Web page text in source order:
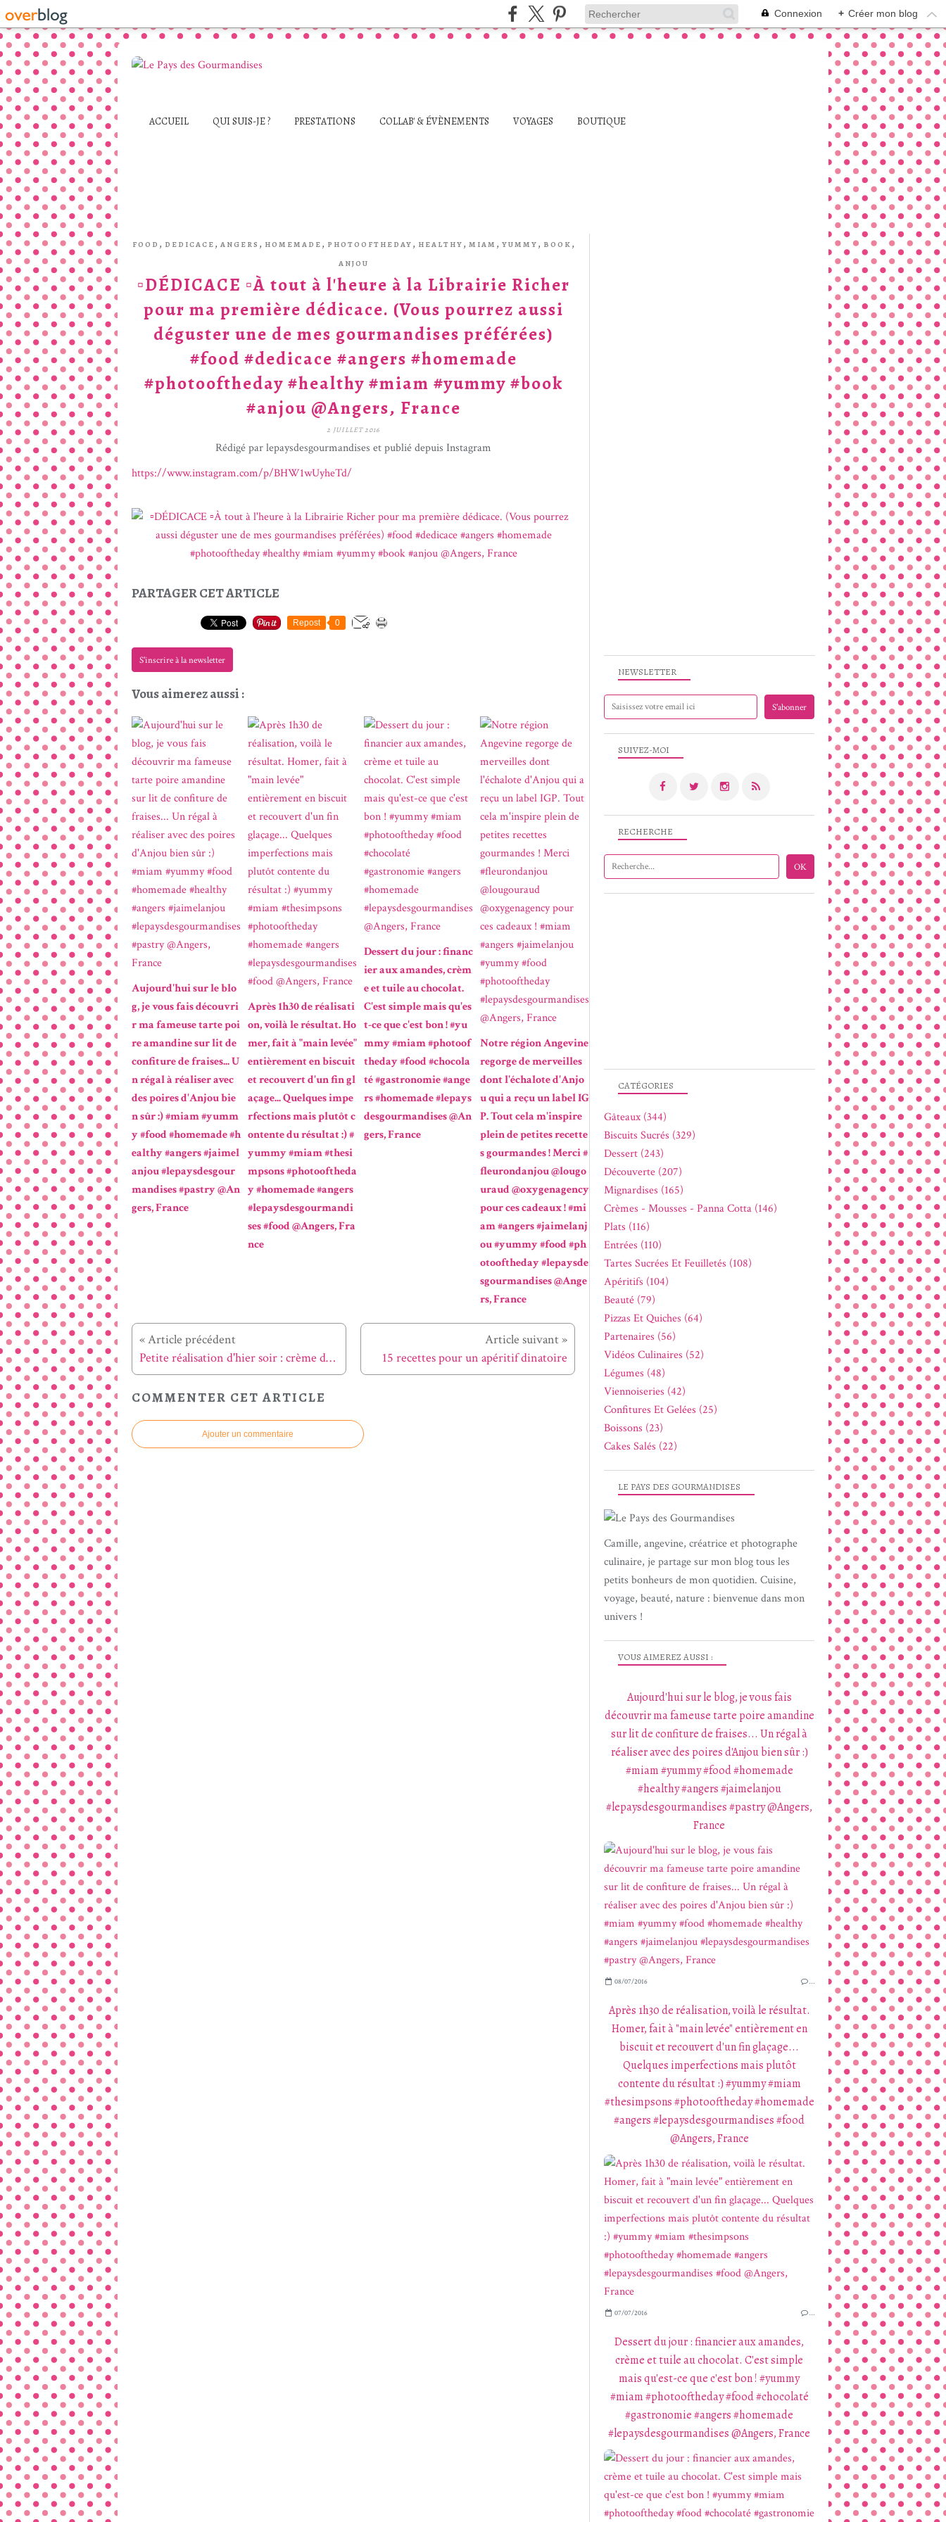
Connexion + Créer mon blog
ACCUEIL QUI SUIS-JE ? PRESTATIONS COLLAB' & ÉVÈNEMENTS VOYAGES BOUTIQUE
FOOD , DEDICACE , ANGERS , HOMEMADE , PHOTOOFTHEDAY , HEALTHY , MIAM , YUMMY , BOOK ,
ANJOU
▫DÉDICACE ▫À tout à l'heure à la Librairie Richer
pour ma première dédicace. (Vous pourrez aussi
déguster une de mes gourmandises préférées)
#food #dedicace #angers #homemade
#photooftheday #healthy #miam #yummy #book
#anjou @Angers, France
2 JUILLET 2016
Rédigé par lepaysdesgourmandises et publié depuis Instagram
https://www.instagram.com/p/BHW1wUyheTd/
PARTAGER CET ARTICLE
Repost 0
S'inscrire à la newsletter
Vous aimerez aussi :
Aujourd'hui sur le blo
g, je vous fais découvri
r ma fameuse tarte poi
re amandine sur lit de
confiture de fraises... U
n régal à réaliser avec
des poires d'Anjou bie
n sûr :) #miam #yumm
y #food #homemade #h
ealthy #angers #jaimel
anjou #lepaysdesgour
mandises #pastry @An
gers, France
Après 1h30 de réalisati
on, voilà le résultat. Ho
mer, fait à "main levée"
entièrement en biscuit
et recouvert d'un fin gl
açage... Quelques impe
rfections mais plutôt c
ontente du résultat :) #
yummy #miam #thesi
mpsons #photooftheda
y #homemade #angers
#lepaysdesgourmandi
ses #food @Angers, Fra
nce
Dessert du jour : financ
ier aux amandes, crèm
e et tuile au chocolat.
C'est simple mais qu'es
t-ce que c'est bon ! #yu
mmy #miam #photoof
theday #food #chocola
té #gastronomie #ange
rs #homemade #lepays
desgourmandises @An
gers, France
Notre région Angevine
regorge de merveilles
dont l'échalote d'Anjo
u qui a reçu un label IG
P. Tout cela m'inspire
plein de petites recette
s gourmandes ! Merci #
fleurondanjou @lougo
uraud @oxygenagency
pour ces cadeaux ! #mi
am #angers #jaimelanj
ou #yummy #food #ph
otooftheday #lepaysde
sgourmandises @Ange
rs, France
« Article précédent
Petite réalisation d'hier soir : crème de citron sur fond de tarte aux speculoos. À découvrir prochainement sur mon blog ! #yummy #homemade #healthy #food #angers #photooftheday #lepaysdesgourmandises @Angers, France
Article suivant »
15 recettes pour un apéritif dinatoire
COMMENTER CET ARTICLE
Ajouter un commentaire
NEWSLETTER
SUIVEZ-MOI
RECHERCHE
LE PAYS DES GOURMANDISES
Camille, angevine, créatrice et photographe
culinaire, je partage sur mon blog tous les
petits bonheurs de mon quotidien. Cuisine,
voyage, beauté, nature : bienvenue dans mon
univers !
VOUS AIMEREZ AUSSI :
Aujourd'hui sur le blog, je vous fais
découvrir ma fameuse tarte poire amandine
sur lit de confiture de fraises... Un régal à
réaliser avec des poires d'Anjou bien sûr :)
#miam #yummy #food #homemade
#healthy #angers #jaimelanjou
#lepaysdesgourmandises #pastry @Angers,
France
08/07/2016 …
Après 1h30 de réalisation, voilà le résultat.
Homer, fait à "main levée" entièrement en
biscuit et recouvert d'un fin glaçage...
Quelques imperfections mais plutôt
contente du résultat :) #yummy #miam
#thesimpsons #photooftheday #homemade
#angers #lepaysdesgourmandises #food
@Angers, France
07/07/2016 …
Dessert du jour : financier aux amandes,
crème et tuile au chocolat. C'est simple
mais qu'est-ce que c'est bon ! #yummy
#miam #photooftheday #food #chocolaté
#gastronomie #angers #homemade
#lepaysdesgourmandises @Angers, France
CATÉGORIES
Gâteaux (344)
Biscuits Sucrés (329)
Dessert (243)
Découverte (207)
Mignardises (165)
Crèmes - Mousses - Panna Cotta (146)
Plats (116)
Entrées (110)
Tartes Sucrées Et Feuilletés (108)
Apéritifs (104)
Beauté (79)
Pizzas Et Quiches (64)
Partenaires (56)
Vidéos Culinaires (52)
Légumes (48)
Viennoiseries (42)
Confitures Et Gelées (25)
Boissons (23)
Cakes Salés (22)